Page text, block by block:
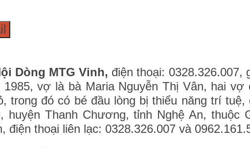
Dòng MTG Vinh, điện thoại: 0328.326.007,
1985, vợ là bà Maria Nguyễn Thị Vân, hai vợ
trong đó có bé đầu lòng bị thiểu năng trí tuệ,
huyện Thanh Chương, tỉnh Nghệ An, thuộc
điện thoại liên lạc: 0328.326.007 và